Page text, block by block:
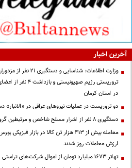
آخرین اخبار
وزارت اطلاعات:
تروریستی رژیم
در استان کرمان
دو تروریست در عملیات نیروهای عراقی در «الانبار»
دستگیری ۸ نفر از اشرار مسلح شاخص و مرتبطین گروهک‌های تروریستی
معامله بیش از ۴۱۳ هزار تن کالا در بازار
ارزش معاملات روز شدند
تهاتر ۱۶۷۳ میلیارد تومان از اموال شرکت‌های تراستی